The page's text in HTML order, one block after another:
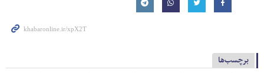
برچسب‌ها